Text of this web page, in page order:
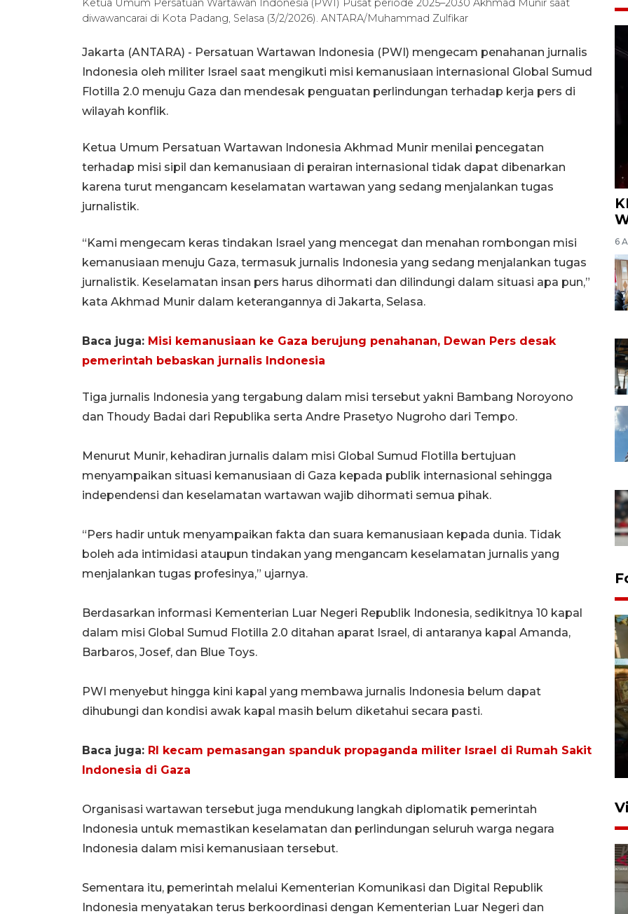
Ketua Umum Persatuan Wartawan Indonesia (PWI) Pusat periode 2025–2030 Akhmad Munir saat
diwawancarai di Kota Padang, Selasa (3/2/2026). ANTARA/Muhammad Zulfikar
Jakarta (ANTARA) - Persatuan Wartawan Indonesia (PWI) mengecam penahanan jurnalis
Indonesia oleh militer Israel saat mengikuti misi kemanusiaan internasional Global Sumud
Flotilla 2.0 menuju Gaza dan mendesak penguatan perlindungan terhadap kerja pers di
wilayah konflik.
Ketua Umum Persatuan Wartawan Indonesia Akhmad Munir menilai pencegatan
terhadap misi sipil dan kemanusiaan di perairan internasional tidak dapat dibenarkan
karena turut mengancam keselamatan wartawan yang sedang menjalankan tugas
jurnalistik.
“Kami mengecam keras tindakan Israel yang mencegat dan menahan rombongan misi
kemanusiaan menuju Gaza, termasuk jurnalis Indonesia yang sedang menjalankan tugas
jurnalistik. Keselamatan insan pers harus dihormati dan dilindungi dalam situasi apa pun,”
kata Akhmad Munir dalam keterangannya di Jakarta, Selasa.
Baca juga: Misi kemanusiaan ke Gaza berujung penahanan, Dewan Pers desak
pemerintah bebaskan jurnalis Indonesia
Tiga jurnalis Indonesia yang tergabung dalam misi tersebut yakni Bambang Noroyono
dan Thoudy Badai dari Republika serta Andre Prasetyo Nugroho dari Tempo.
Menurut Munir, kehadiran jurnalis dalam misi Global Sumud Flotilla bertujuan
menyampaikan situasi kemanusiaan di Gaza kepada publik internasional sehingga
independensi dan keselamatan wartawan wajib dihormati semua pihak.
“Pers hadir untuk menyampaikan fakta dan suara kemanusiaan kepada dunia. Tidak
boleh ada intimidasi ataupun tindakan yang mengancam keselamatan jurnalis yang
menjalankan tugas profesinya,” ujarnya.
Berdasarkan informasi Kementerian Luar Negeri Republik Indonesia, sedikitnya 10 kapal
dalam misi Global Sumud Flotilla 2.0 ditahan aparat Israel, di antaranya kapal Amanda,
Barbaros, Josef, dan Blue Toys.
PWI menyebut hingga kini kapal yang membawa jurnalis Indonesia belum dapat
dihubungi dan kondisi awak kapal masih belum diketahui secara pasti.
Baca juga: RI kecam pemasangan spanduk propaganda militer Israel di Rumah Sakit
Indonesia di Gaza
Organisasi wartawan tersebut juga mendukung langkah diplomatik pemerintah
Indonesia untuk memastikan keselamatan dan perlindungan seluruh warga negara
Indonesia dalam misi kemanusiaan tersebut.
Sementara itu, pemerintah melalui Kementerian Komunikasi dan Digital Republik
Indonesia menyatakan terus berkoordinasi dengan Kementerian Luar Negeri dan
6
rakitan di Padang
15 Juli 2026 14:05